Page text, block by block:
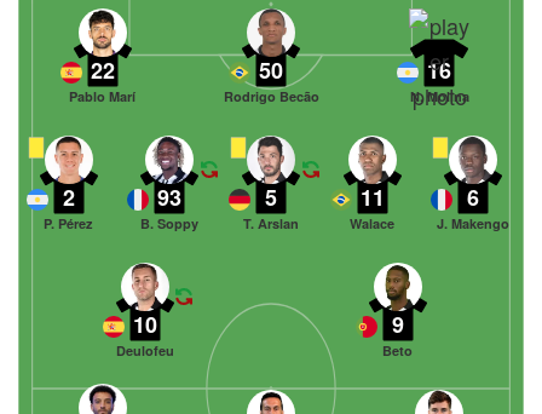
16
N. Molina
50
Rodrigo Becão
22
Pablo Marí
6
J. Makengo
11
Walace
5
T. Arslan
93
B. Soppy
2
P. Pérez
9
Beto
10
Deulofeu